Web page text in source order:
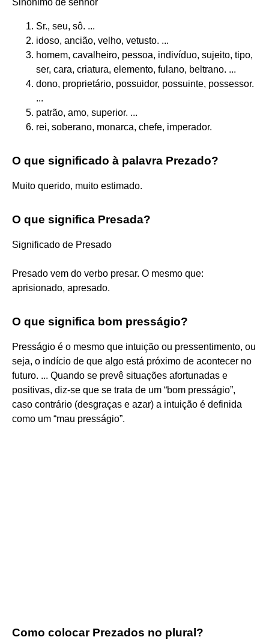
Sr., seu, sô. ...
idoso, ancião, velho, vetusto. ...
homem, cavalheiro, pessoa, indivíduo, sujeito, tipo,
ser, cara, criatura, elemento, fulano, beltrano. ...
dono, proprietário, possuidor, possuinte, possessor.
...
patrão, amo, superior. ...
rei, soberano, monarca, chefe, imperador.
O que significado à palavra Prezado?
Muito querido, muito estimado.
O que significa Presada?
Significado de Presado
Presado vem do verbo presar. O mesmo que:
aprisionado, apresado.
O que significa bom presságio?
Presságio é o mesmo que intuição ou pressentimento, ou
seja, o indício de que algo está próximo de acontecer no
futuro. ... Quando se prevê situações afortunadas e
positivas, diz-se que se trata de um “bom presságio”,
caso contrário (desgraças e azar) a intuição é definida
como um “mau presságio”.
Como colocar Prezados no plural?